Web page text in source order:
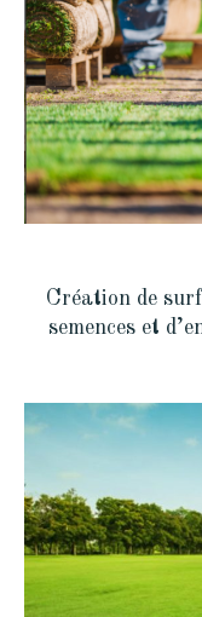
Création de
semences et